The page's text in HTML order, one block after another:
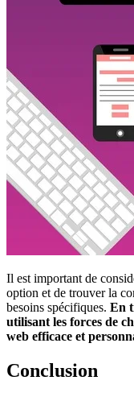
Il est important de
option et de trouver la
besoins spécifiques. En
utilisant les forces de
web efficace et
Conclusion